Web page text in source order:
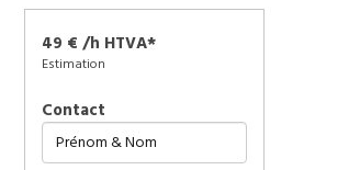
49 € /h HTVA*
Estimation
Contact